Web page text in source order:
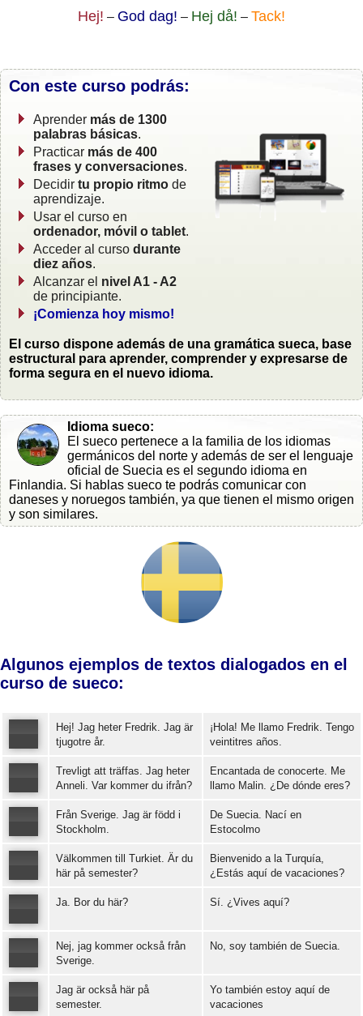
Hej! – God dag! – Hej då! – Tack!
Con este curso podrás:
Aprender más de 1300
palabras básicas.
Practicar más de 400
frases y conversaciones.
Decidir tu propio ritmo de
aprendizaje.
Usar el curso en
ordenador, móvil o tablet.
Acceder al curso durante
diez años.
Alcanzar el nivel A1 - A2
de principiante.
¡Comienza hoy mismo!
El curso dispone además de una gramática sueca, base
estructural para aprender, comprender y expresarse de
forma segura en el nuevo idioma.
Idioma sueco:
El sueco pertenece a la familia de los idiomas
germánicos del norte y además de ser el lenguaje
oficial de Suecia es el segundo idioma en
Finlandia. Si hablas sueco te podrás comunicar con
daneses y noruegos también, ya que tienen el mismo origen
y son similares.
Algunos ejemplos de textos dialogados en el
curso de sueco:
Error loading: "https://www.idiomaspc.com/curso-aprender-sueco-basico/audio/3004.mp3"
Hej! Jag heter Fredrik. Jag är
tjugotre år.
¡Hola! Me llamo Fredrik. Tengo
veintitres años.
Trevligt att träffas. Jag heter
Anneli. Var kommer du ifrån?
Encantada de conocerte. Me
llamo Malin. ¿De dónde eres?
Från Sverige. Jag är född i
Stockholm.
De Suecia. Nací en
Estocolmo
Välkommen till Turkiet. Är du
här på semester?
Bienvenido a la Turquía,
¿Estás aquí de vacaciones?
Error loading: "https://www.idiomaspc.com/curso-aprender-sueco-basico/audio/3008.mp3"
Ja. Bor du här? Sí. ¿Vives aquí?
Nej, jag kommer också från
Sverige.
No, soy también de Suecia.
Jag är också här på
semester.
Yo también estoy aquí de
vacaciones